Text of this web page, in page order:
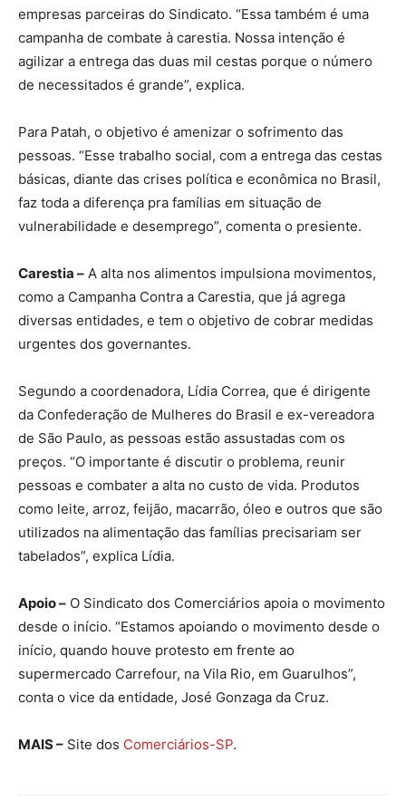
empresas parceiras do Sindicato. “Essa também é uma
campanha de combate à carestia. Nossa intenção é
agilizar a entrega das duas mil cestas porque o número
de necessitados é grande”, explica.
Para Patah, o objetivo é amenizar o sofrimento das
pessoas. “Esse trabalho social, com a entrega das cestas
básicas, diante das crises política e econômica no Brasil,
faz toda a diferença pra famílias em situação de
vulnerabilidade e desemprego”, comenta o presiente.
Carestia – A alta nos alimentos impulsiona movimentos,
como a Campanha Contra a Carestia, que já agrega
diversas entidades, e tem o objetivo de cobrar medidas
urgentes dos governantes.
Segundo a coordenadora, Lídia Correa, que é dirigente
da Confederação de Mulheres do Brasil e ex-vereadora
de São Paulo, as pessoas estão assustadas com os
preços. “O importante é discutir o problema, reunir
pessoas e combater a alta no custo de vida. Produtos
como leite, arroz, feijão, macarrão, óleo e outros que são
utilizados na alimentação das famílias precisariam ser
tabelados”, explica Lídia.
Apoio – O Sindicato dos Comerciários apoia o movimento
desde o início. “Estamos apoiando o movimento desde o
início, quando houve protesto em frente ao
supermercado Carrefour, na Vila Rio, em Guarulhos”,
conta o vice da entidade, José Gonzaga da Cruz.
MAIS – Site dos Comerciários-SP.